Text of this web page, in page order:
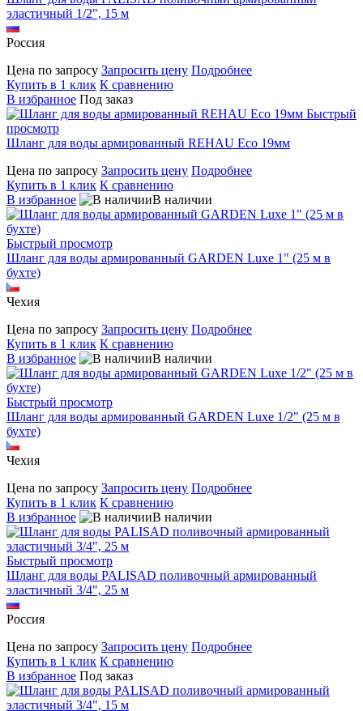
эластичный 1/2", 15 м
Россия
Цена по запросу Запросить цену Подробнее
Купить в 1 клик К сравнению
В избранное Под заказ
Быстрый
просмотр
Шланг для воды армированный REHAU Eco 19мм
Цена по запросу Запросить цену Подробнее
Купить в 1 клик К сравнению
В избранное
В наличии
Быстрый просмотр
Шланг для воды армированный GARDEN Luxe 1" (25 м в
бухте)
Чехия
Цена по запросу Запросить цену Подробнее
Купить в 1 клик К сравнению
В избранное
В наличии
Быстрый просмотр
Шланг для воды армированный GARDEN Luxe 1/2" (25 м в
бухте)
Чехия
Цена по запросу Запросить цену Подробнее
Купить в 1 клик К сравнению
В избранное
В наличии
Быстрый просмотр
Шланг для воды PALISAD поливочный армированный
эластичный 3/4", 25 м
Россия
Цена по запросу Запросить цену Подробнее
Купить в 1 клик К сравнению
В избранное Под заказ